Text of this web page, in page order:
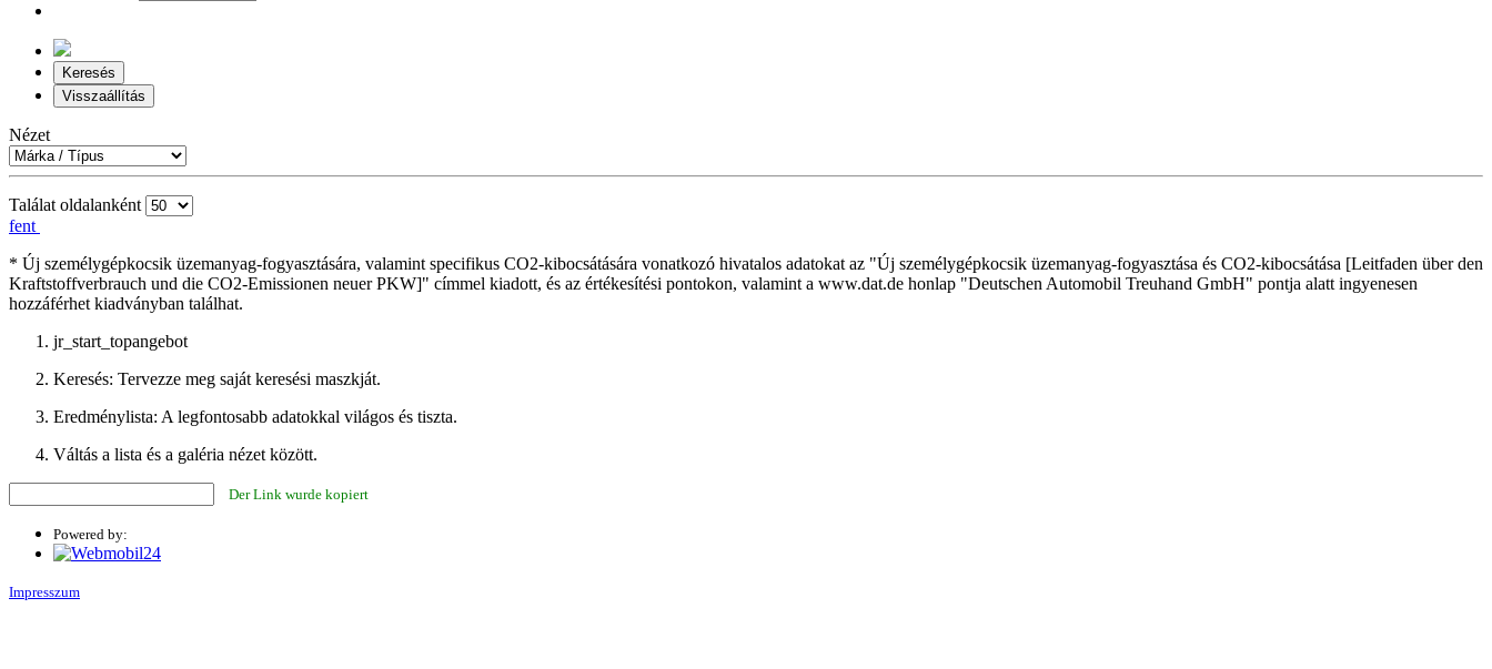
Keresés
Visszaállítás
Nézet
Találat oldalanként
fent
* Új személygépkocsik üzemanyag-fogyasztására, valamint specifikus CO2-kibocsátására vonatkozó hivatalos adatokat az "Új személygépkocsik üzemanyag-fogyasztása és CO2-kibocsátása [Leitfaden über den
Kraftstoffverbrauch und die CO2-Emissionen neuer PKW]" címmel kiadott, és az értékesítési pontokon, valamint a www.dat.de honlap "Deutschen Automobil Treuhand GmbH" pontja alatt ingyenesen
hozzáférhet kiadványban találhat.
jr_start_topangebot
Keresés: Tervezze meg saját keresési maszkját.
Eredménylista: A legfontosabb adatokkal világos és tiszta.
Váltás a lista és a galéria nézet között.
Der Link wurde kopiert
Powered by:
Impresszum